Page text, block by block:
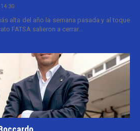
alta del año la semana pasada y al toque
FATSA salieron a cerrar...